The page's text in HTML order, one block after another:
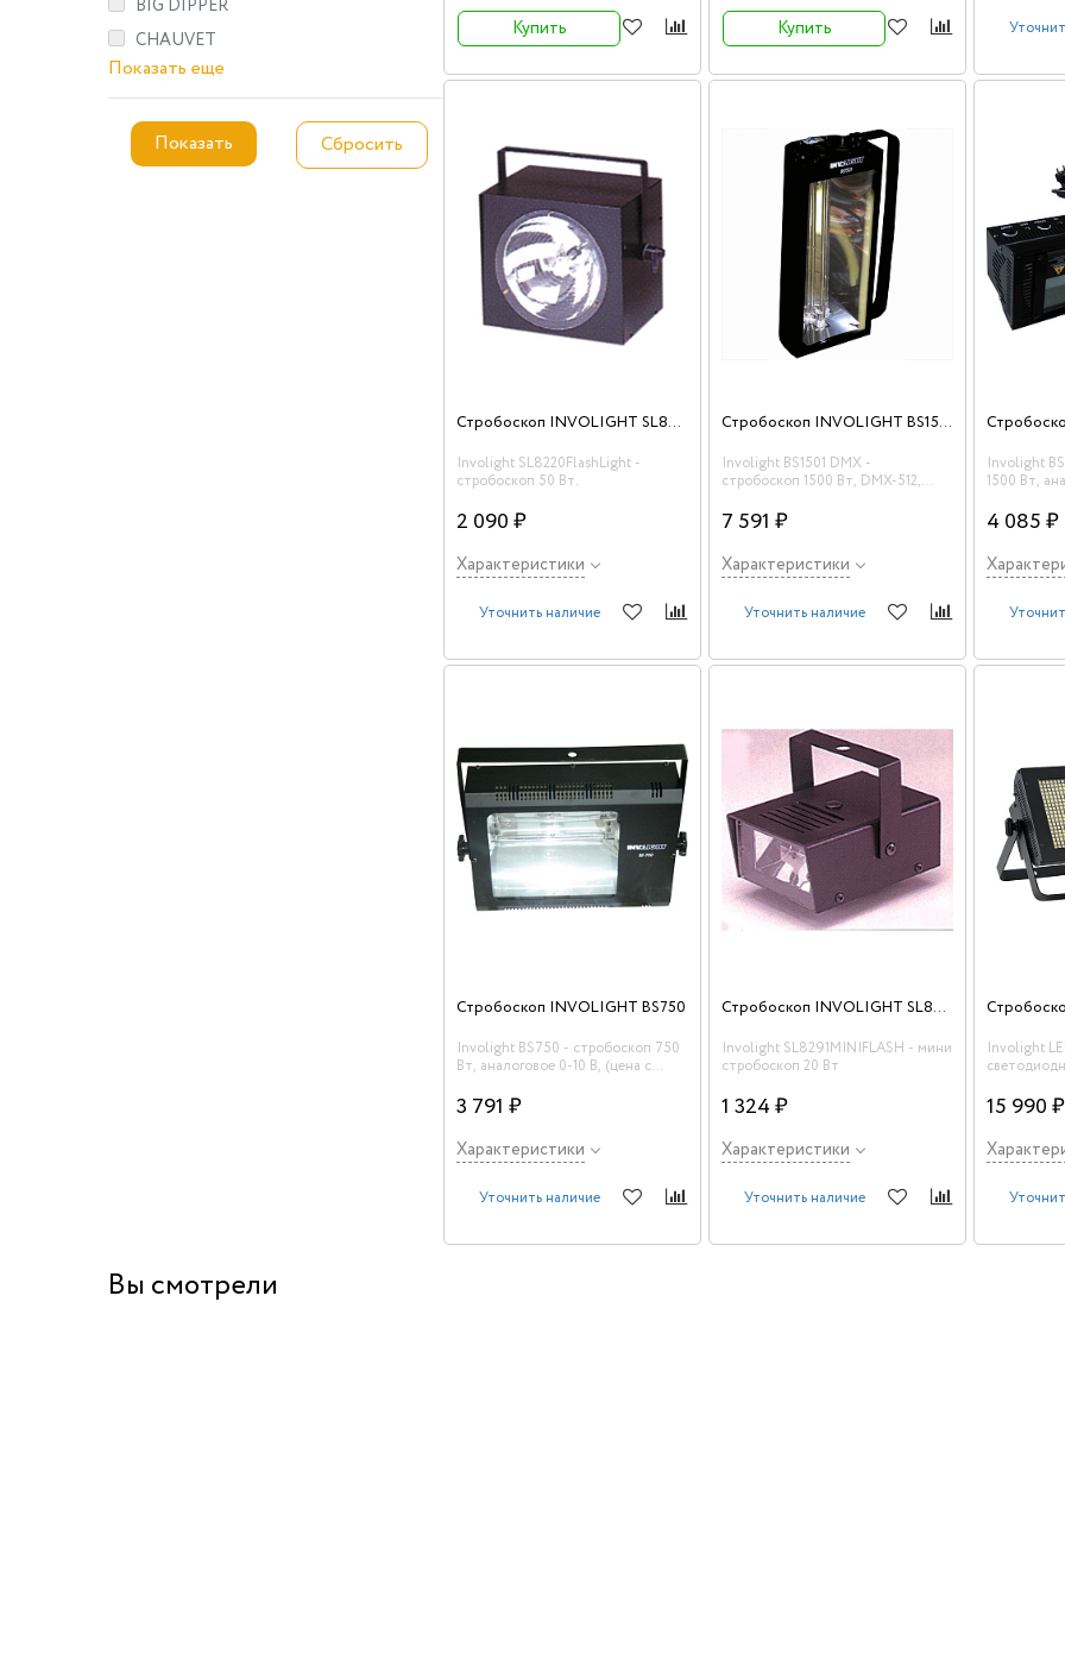
BIG DIPPER
CHAUVET
Показать еще
Купить Купить
Стробоскоп INVOLIGHT SL8220FlashLight
Involight SL8220FlashLight -
стробоскоп 50 Вт.
2 090 ₽
Характеристики
Уточнить наличие
Стробоскоп INVOLIGHT BS1501 DMX
Involight BS1501 DMX -
стробоскоп 1500 Вт, DMX-512,
7 591 ₽
Характеристики
Уточнить наличие
Involight
1500 Вт,
4 085 ₽
Стробоскоп INVOLIGHT BS750
Involight BS750 - стробоскоп 750
Вт, аналоговое 0-10 В, (цена с
3 791 ₽
Характеристики
Уточнить наличие
Стробоскоп INVOLIGHT SL8291MINIFLASH
Involight SL8291MINIFLASH - мини
стробоскоп 20 Вт
1 324 ₽
Характеристики
Уточнить наличие
Involight
15 990 ₽
Вы смотрели